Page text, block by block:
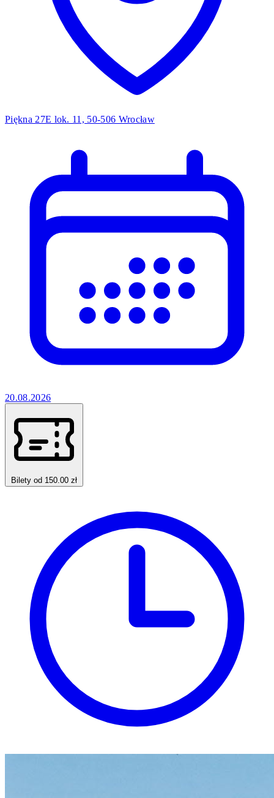
Piękna 27E lok. 11, 50-506 Wrocław
20.08.2026
Bilety od 150.00 zł